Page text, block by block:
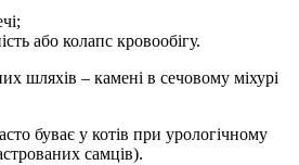
або колапс кровообігу.
шляхів – камені в сечовому міхурі
буває у котів при урологічному
самців).